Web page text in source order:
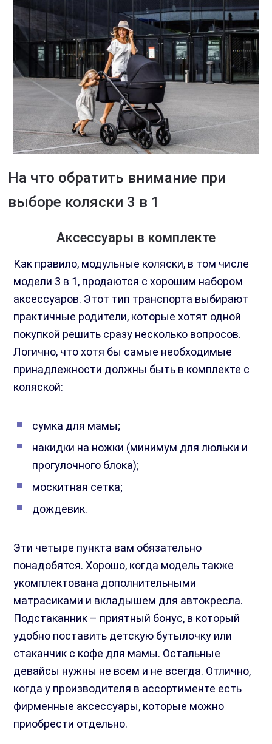
На что обратить внимание при
выборе коляски 3 в 1
Аксессуары в комплекте
Как правило, модульные коляски, в том числе
модели 3 в 1, продаются с хорошим набором
аксессуаров. Этот тип транспорта выбирают
практичные родители, которые хотят одной
покупкой решить сразу несколько вопросов.
Логично, что хотя бы самые необходимые
принадлежности должны быть в комплекте с
коляской:
сумка для мамы;
накидки на ножки (минимум для люльки и
прогулочного блока);
москитная сетка;
дождевик.
Эти четыре пункта вам обязательно
понадобятся. Хорошо, когда модель также
укомплектована дополнительными
матрасиками и вкладышем для автокресла.
Подстаканник – приятный бонус, в который
удобно поставить детскую бутылочку или
стаканчик с кофе для мамы. Остальные
девайсы нужны не всем и не всегда. Отлично,
когда у производителя в ассортименте есть
фирменные аксессуары, которые можно
приобрести отдельно.